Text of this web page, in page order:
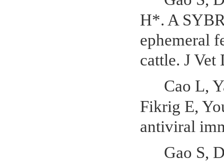
H*. A
ephemeral
cattle. J
Cao L,
Fikrig E,
antiviral
Gao S,